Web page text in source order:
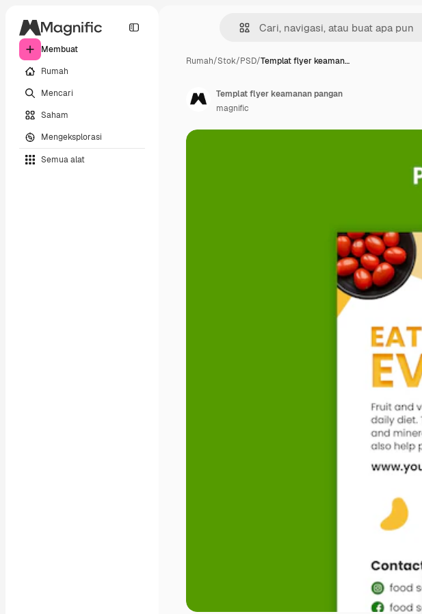
Membuat
Rumah
Mencari
Saham
Mengeksplorasi
Semua alat
Rumah/Stok/PSD/Templat flyer keaman…
Templat flyer keamanan pangan
magnific